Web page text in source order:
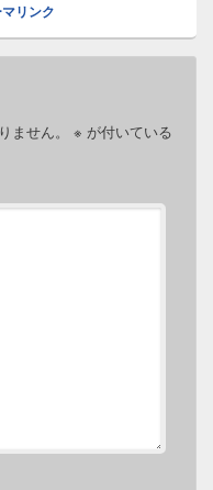
リンク
せん。 ※ が付いている